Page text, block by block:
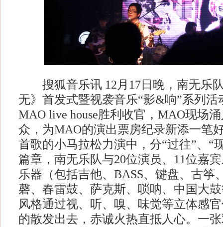
搜狐音乐讯 12月17日晚，南无乐
无》首发式暨视袭音乐“影&响”系列活
MAO live house胜利收官，MAO现场
众，为MAO的演出票房纪录新添一笔
首歌的小马拉松力演中，分“过往”、“
篇章，南无乐队与20位演员、11位嘉
乐器（包括吉他、BASS、键盘、古筝
磬、春雷鼓、萨克斯、唢呐、中国大
风格通过视、听、嗅、味觉等立体感
的散发出去，赤诚火热直抵人心。一